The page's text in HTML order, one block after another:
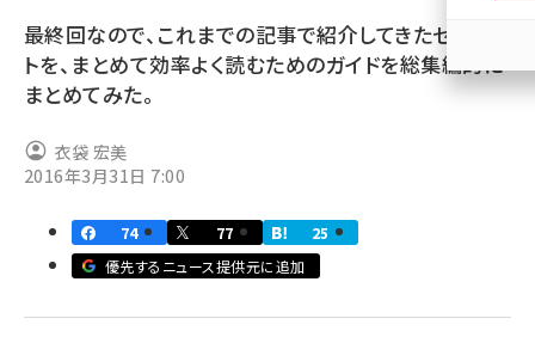
z世代 (1622)
meo (1275)
最終回なので、これまでの記事で紹介してきたセグメン
トを、まとめて効率よく読むためのガイドを総集編的に
まとめてみた。
衣袋 宏美
2016年3月31日 7:00
74 77
25
優先するニュース提供元に追加